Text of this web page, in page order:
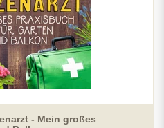
- Mein großes